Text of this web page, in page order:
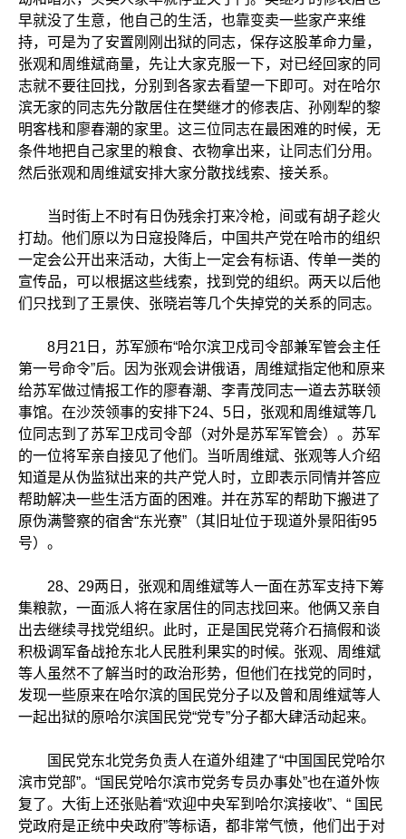
早就没了生意，他自己的生活，也靠变卖一些家产来维
持，可是为了安置刚刚出狱的同志，保存这股革命力量，
张观和周维斌商量，先让大家克服一下，对已经回家的同
志就不要往回找，分别到各家去看望一下即可。对在哈尔
滨无家的同志先分散居住在樊继才的修表店、孙刚犁的黎
明客栈和廖春潮的家里。这三位同志在最困难的时候，无
条件地把自己家里的粮食、衣物拿出来，让同志们分用。
然后张观和周维斌安排大家分散找线索、接关系。
当时街上不时有日伪残余打来冷枪，间或有胡子趁火
打劫。他们原以为日寇投降后，中国共产党在哈市的组织
一定会公开出来活动，大街上一定会有标语、传单一类的
宣传品，可以根据这些线索，找到党的组织。两天以后他
们只找到了王景侠、张晓岩等几个失掉党的关系的同志。
8月21日，苏军颁布“哈尔滨卫戍司令部兼军管会主任
第一号命令”后。因为张观会讲俄语，周维斌指定他和原来
给苏军做过情报工作的廖春潮、李青茂同志一道去苏联领
事馆。在沙茨领事的安排下24、5日，张观和周维斌等几
位同志到了苏军卫戍司令部（对外是苏军军管会）。苏军
的一位将军亲自接见了他们。当听周维斌、张观等人介绍
知道是从伪监狱出来的共产党人时，立即表示同情并答应
帮助解决一些生活方面的困难。并在苏军的帮助下搬进了
原伪满警察的宿舍“东光寮”（其旧址位于现道外景阳街95
号）。
28、29两日，张观和周维斌等人一面在苏军支持下筹
集粮款，一面派人将在家居住的同志找回来。他俩又亲自
出去继续寻找党组织。此时，正是国民党蒋介石搞假和谈
积极调军备战抢东北人民胜利果实的时候。张观、周维斌
等人虽然不了解当时的政治形势，但他们在找党的同时，
发现一些原来在哈尔滨的国民党分子以及曾和周维斌等人
一起出狱的原哈尔滨国民党“党专”分子都大肆活动起来。
国民党东北党务负责人在道外组建了“中国国民党哈尔
滨市党部”。“国民党哈尔滨市党务专员办事处”也在道外恢
复了。大街上还张贴着“欢迎中央军到哈尔滨接收”、“ 国民
党政府是正统中央政府”等标语，都非常气愤，他们出于对